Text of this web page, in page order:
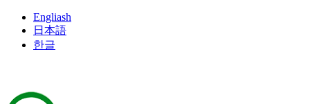
Engliash
日本語
한글